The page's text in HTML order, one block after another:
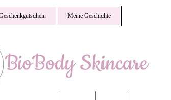
Meine Geschichte